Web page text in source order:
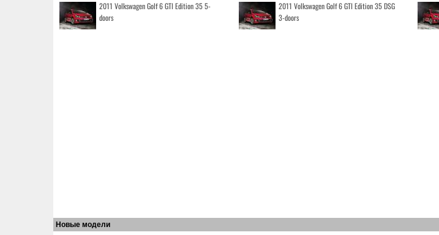
2011 Volkswagen Golf 6 GTI Edition 35 5-
doors
2011 Volkswagen Golf 6 GTI Edition 35 DSG
3-doors
Новые модели